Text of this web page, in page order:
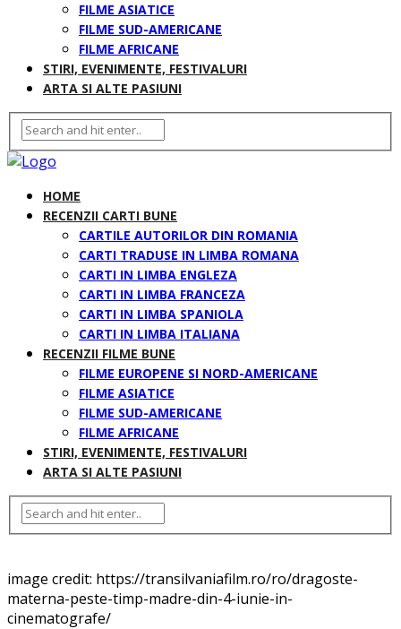
FILME ASIATICE
FILME SUD-AMERICANE
FILME AFRICANE
STIRI, EVENIMENTE, FESTIVALURI
ARTA SI ALTE PASIUNI
HOME
RECENZII CARTI BUNE
CARTILE AUTORILOR DIN ROMANIA
CARTI TRADUSE IN LIMBA ROMANA
CARTI IN LIMBA ENGLEZA
CARTI IN LIMBA FRANCEZA
CARTI IN LIMBA SPANIOLA
CARTI IN LIMBA ITALIANA
RECENZII FILME BUNE
FILME EUROPENE SI NORD-AMERICANE
FILME ASIATICE
FILME SUD-AMERICANE
FILME AFRICANE
STIRI, EVENIMENTE, FESTIVALURI
ARTA SI ALTE PASIUNI
image credit: https://transilvaniafilm.ro/ro/dragoste-
materna-peste-timp-madre-din-4-iunie-in-
cinematografe/